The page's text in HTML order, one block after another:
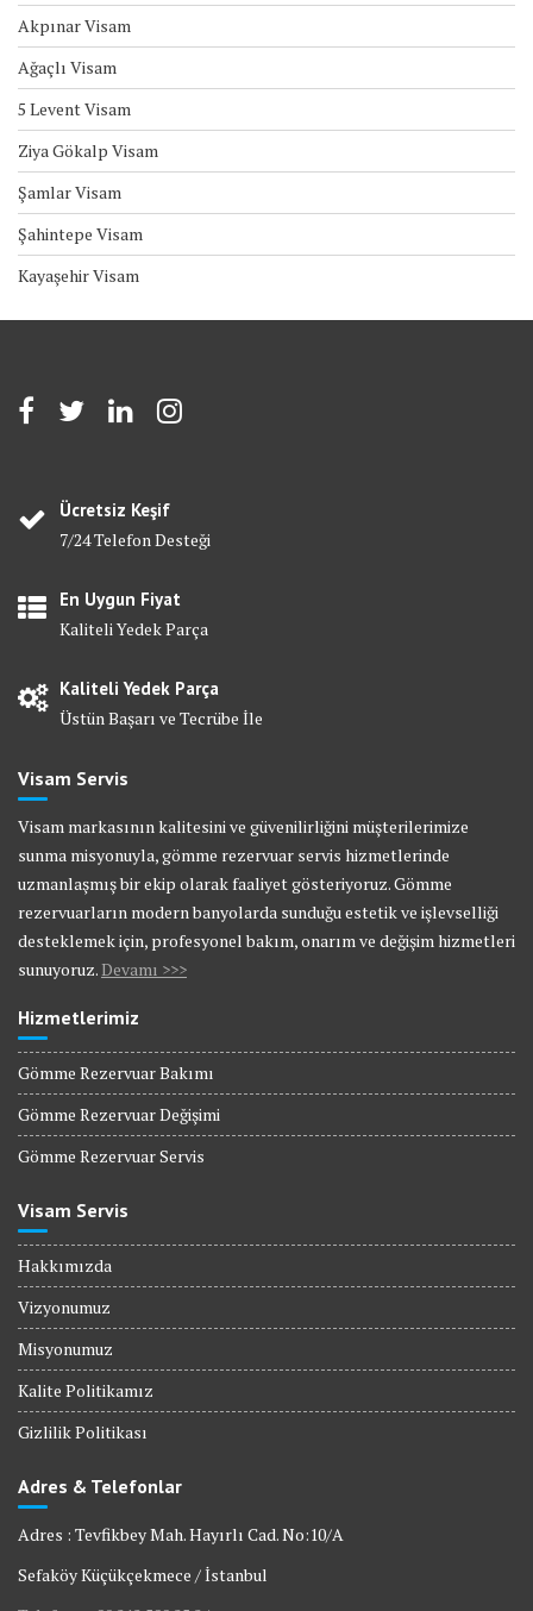
Akpınar Visam
Ağaçlı Visam
5 Levent Visam
Ziya Gökalp Visam
Şamlar Visam
Şahintepe Visam
Kayaşehir Visam
Ücretsiz Keşif
7/24 Telefon Desteği
En Uygun Fiyat
Kaliteli Yedek Parça
Kaliteli Yedek Parça
Üstün Başarı ve Tecrübe İle
Visam Servis
Visam markasının kalitesini ve güvenilirliğini müşterilerimize
sunma misyonuyla, gömme rezervuar servis hizmetlerinde
uzmanlaşmış bir ekip olarak faaliyet gösteriyoruz. Gömme
rezervuarların modern banyolarda sunduğu estetik ve işlevselliği
desteklemek için, profesyonel bakım, onarım ve değişim hizmetleri
sunuyoruz. Devamı >>>
Hizmetlerimiz
Gömme Rezervuar Bakımı
Gömme Rezervuar Değişimi
Gömme Rezervuar Servis
Visam Servis
Hakkımızda
Vizyonumuz
Misyonumuz
Kalite Politikamız
Gizlilik Politikası
Adres & Telefonlar
Adres : Tevfikbey Mah. Hayırlı Cad. No:10/A
Sefaköy Küçükçekmece / İstanbul